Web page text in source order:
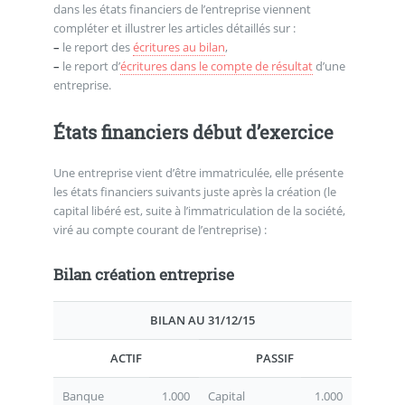
dans les états financiers de l’entreprise viennent
compléter et illustrer les articles détaillés sur :
– le report desécritures au bilan,
– le report d’écritures dans le compte de résultatd’une
entreprise.
États financiers début d’exercice
Une entreprise vient d’être immatriculée, elle présente
les états financiers suivants juste après la création (le
capital libéré est, suite à l’immatriculation de la société,
viré au compte courant de l’entreprise) :
Bilan création entreprise
BILAN AU 31/12/15
ACTIF PASSIF
Banque 1.000 Capital 1.000